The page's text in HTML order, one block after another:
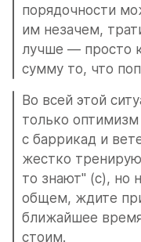
порядочности
им незачем,
лучше — просто
сумму то, что
Во всей этой
только
с баррикад и
жестко
то знают" (с), но
общем, ждите
ближайшее
стоим.